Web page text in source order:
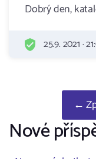
Dobrý den,
25.9. 2021 ·
←
Nové